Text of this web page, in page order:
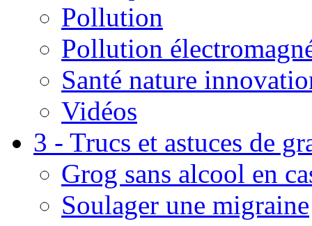
Pollution
Pollution
Santé nature
Vidéos
3 - Trucs et astuces de
Grog sans alcool en
Soulager une migraine